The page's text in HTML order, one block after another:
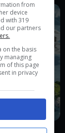
from
device
with 319
our partners
on the basis
managing
of this page
in privacy